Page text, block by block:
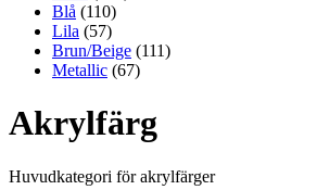
Blå (110)
Lila (57)
Brun/Beige (111)
Metallic (67)
Akrylfärg
Huvudkategori för akrylfärger